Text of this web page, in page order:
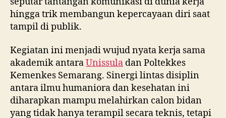
hingga trik membangun kepercayaan diri saat
tampil di publik.
Kegiatan ini menjadi wujud nyata kerja sama
akademik antaraUnissula dan Poltekkes
Kemenkes Semarang. Sinergi lintas disiplin
antara ilmu humaniora dan kesehatan ini
diharapkan mampu melahirkan calon bidan
yang tidak hanya terampil secara teknis, tetapi